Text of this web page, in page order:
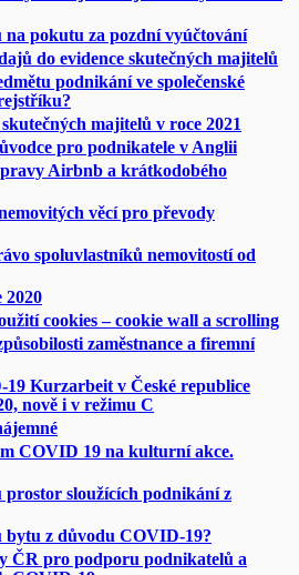
na pokutu za pozdní vyúčtování
do evidence skutečných majitelů
podnikání ve společenské
majitelů v roce 2021
pro podnikatele v Anglii
Airbnb a krátkodobého
věcí pro převody
spoluvlastníků nemovitostí od
2020
cookies – cookie wall a scrolling
zaměstnance a firemní
Kurzarbeit v České republice
nově i v režimu C
COVID 19 na kulturní akce.
sloužících podnikání z
bytu z důvodu COVID-19?
ČR pro podporu podnikatelů a